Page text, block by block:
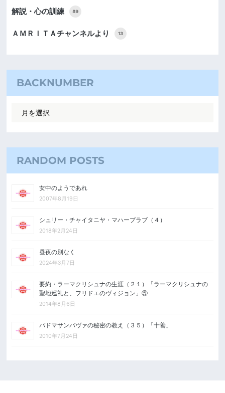
解説・心の訓練 89
ＡＭＲＩＴＡチャンネルより 13
BACKNUMBER
RANDOM POSTS
女中のようであれ
2007年8月19日
シュリー・チャイタニヤ・マハープラブ（４）
2018年2月24日
昼夜の別なく
2024年3月7日
要約・ラーマクリシュナの生涯（２１）「ラーマクリシュナの
聖地巡礼と、フリドエのヴィジョン」⑤
2014年8月6日
パドマサンバヴァの秘密の教え（３５）「十善」
2010年7月24日